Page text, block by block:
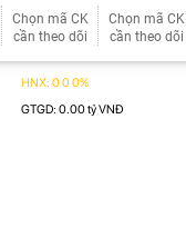
Chọn mã CK
cần theo dõi
Chọn mã CK
cần theo dõi